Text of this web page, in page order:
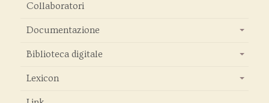
Collaboratori
Documentazione
Biblioteca digitale
Lexicon